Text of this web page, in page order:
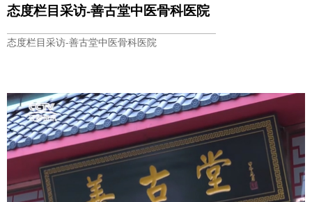
态度栏目采访-善古堂中医骨科医院
态度栏目采访-善古堂中医骨科医院